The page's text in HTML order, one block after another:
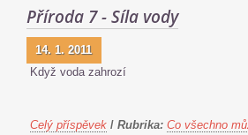
Příroda 7 - Síla vody
14. 1. 2011
Když voda zahrozí
Celý příspěvek / Rubrika: Co všechno